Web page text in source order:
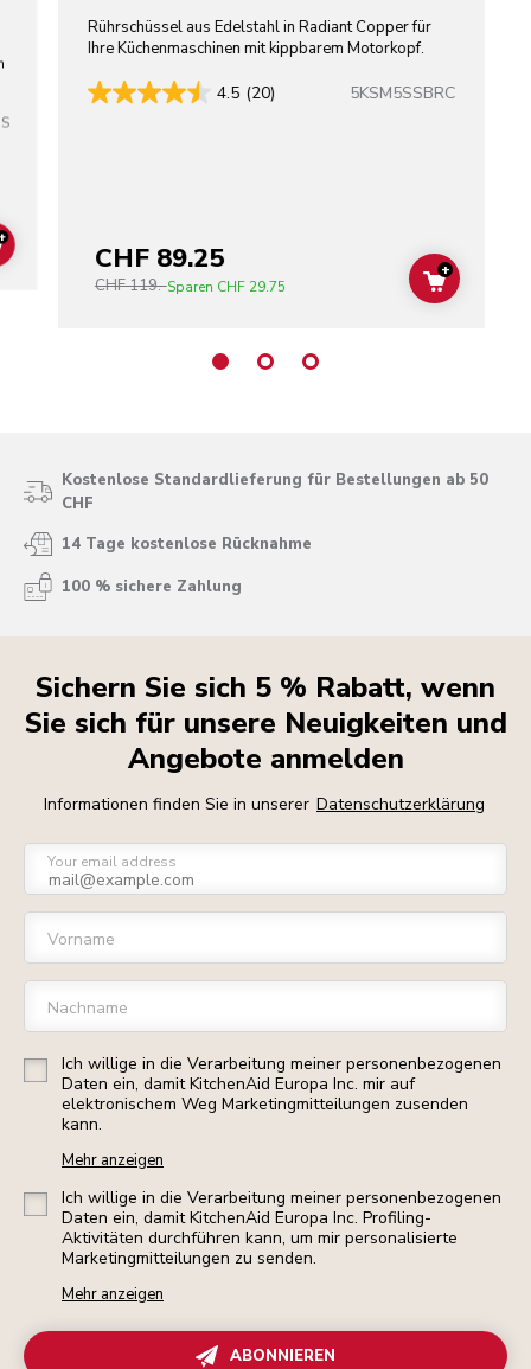
ADD TO CART
Rührschüssel aus Edelstahl in Radiant Copper für
Ihre Küchenmaschinen mit kippbarem Motorkopf.
4.5 (20) 5KSM5SSBRC
CHF 89.25
CHF 119.-Sparen CHF 29.75 ADD TO
+
Kostenlose Standardlieferung für Bestellungen ab 50
CHF
14 Tage kostenlose Rücknahme
100 % sichere Zahlung
Sichern Sie sich 5 % Rabatt, wenn
Sie sich für unsere Neuigkeiten und
Angebote anmelden
Informationen finden Sie in unserer Datenschutzerklärung
Your email address
Vorname
Nachname
Ich willige in die Verarbeitung meiner personenbezogenen
Daten ein, damit KitchenAid Europa Inc. mir auf
elektronischem Weg Marketingmitteilungen zusenden
kann.
Mehr anzeigen
Ich willige in die Verarbeitung meiner personenbezogenen
Daten ein, damit KitchenAid Europa Inc. Profiling-
Aktivitäten durchführen kann, um mir personalisierte
Marketingmitteilungen zu senden.
Mehr anzeigen
ABONNIEREN